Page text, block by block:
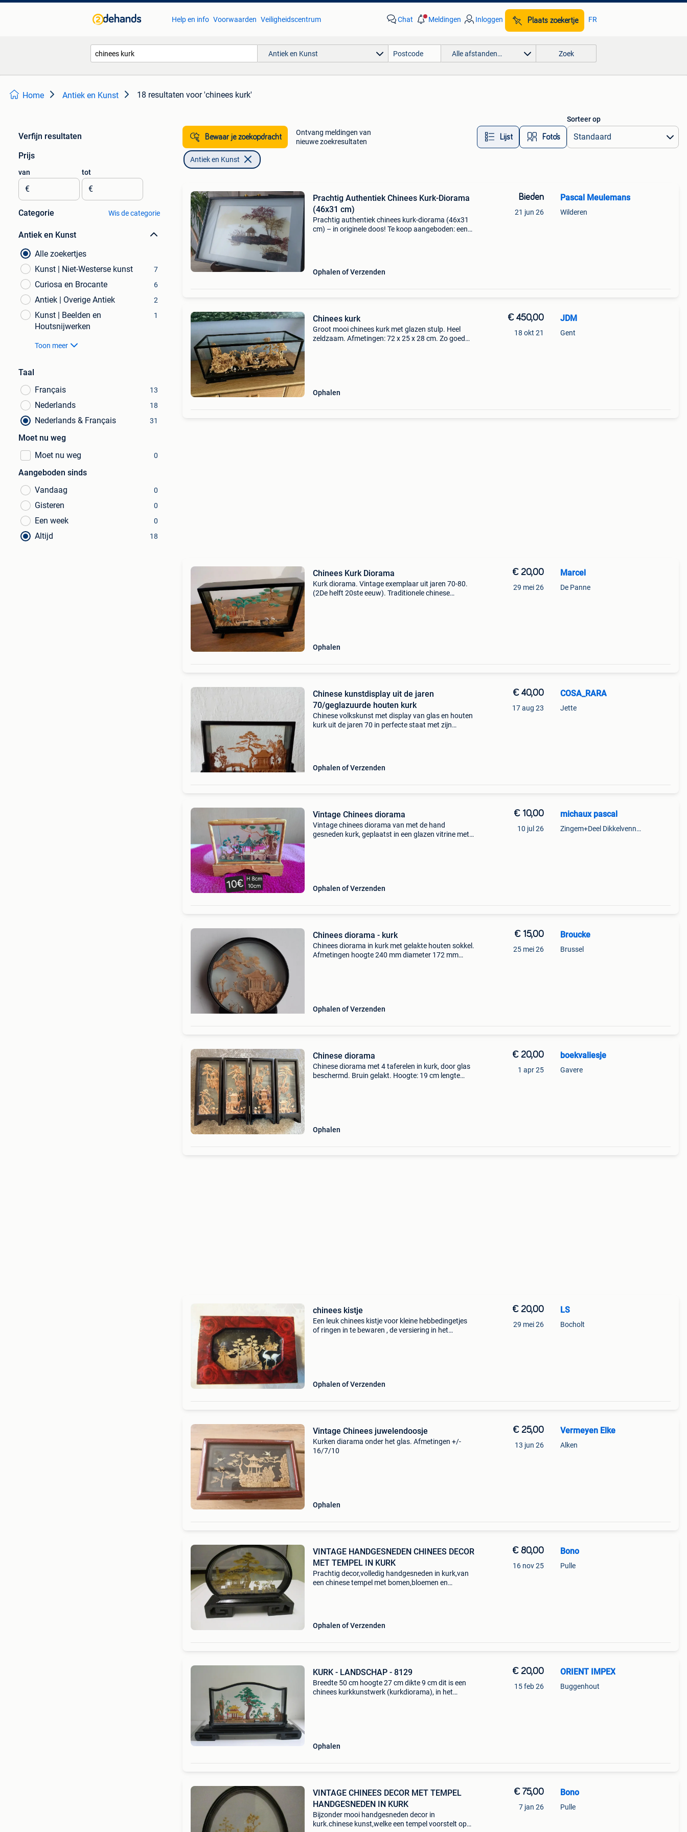
Help en info Voorwaarden Veiligheidscentrum Chat Meldingen Inloggen Plaats zoekertje FR
Antiek en Kunst Alle afstanden… Zoek
Home Antiek en Kunst 18 resultaten voor 'chinees kurk'
Verfijn resultaten
Prijs
van
€
tot
€
Categorie Wis de categorie
Antiek en Kunst
Alle zoekertjes
Kunst | Niet-Westerse kunst
7
Curiosa en Brocante 6
Antiek | Overige Antiek 2
Kunst | Beelden en
Houtsnijwerken
1
Toon meer
Taal
Français
13
Nederlands 18
Nederlands & Français 31
Moet nu weg
Moet nu weg
0
Aangeboden sinds
Vandaag
0
Gisteren 0
Een week 0
Altijd 18
Bewaar je zoekopdracht
Ontvang meldingen van
nieuwe zoekresultaten
Lijst Foto’s
Sorteer op
Antiek en Kunst
Prachtig Authentiek Chinees Kurk-Diorama
(46x31 cm)
Prachtig authentiek chinees kurk-diorama (46x31
cm) – in originele doos! Te koop aangeboden: een
Ophalen of Verzenden
Bieden
21 jun 26
Pascal Meulemans
Wilderen
Chinees kurk
Groot mooi chinees kurk met glazen stulp. Heel
zeldzaam. Afmetingen: 72 x 25 x 28 cm. Zo goed
Ophalen
€ 450,00
18 okt 21
JDM
Gent
Chinees Kurk Diorama
Kurk diorama. Vintage exemplaar uit jaren 70-80.
(2De helft 20ste eeuw). Traditionele chinese
Ophalen
€ 20,00
29 mei 26
Marcel
De Panne
Chinese kunstdisplay uit de jaren
70/geglazuurde houten kurk
Chinese volkskunst met display van glas en houten
kurk uit de jaren 70 in perfecte staat met zijn
Ophalen of Verzenden
€ 40,00
17 aug 23
COSA_RARA
Jette
Vintage Chinees diorama
Vintage chinees diorama van met de hand
gesneden kurk, geplaatst in een glazen vitrine met
Ophalen of Verzenden
€ 10,00
10 jul 26
michaux pascal
Zingem+Deel Dikkelvenne En Nederzwalm-Hermelgem
Chinees diorama - kurk
Chinees diorama in kurk met gelakte houten sokkel.
Afmetingen hoogte 240 mm diameter 172 mm
Ophalen of Verzenden
€ 15,00
25 mei 26
Broucke
Brussel
Chinese diorama
Chinese diorama met 4 taferelen in kurk, door glas
beschermd. Bruin gelakt. Hoogte: 19 cm lengte
Ophalen
€ 20,00
1 apr 25
boekvaliesje
Gavere
chinees kistje
Een leuk chinees kistje voor kleine hebbedingetjes
of ringen in te bewaren , de versiering in het
Ophalen of Verzenden
€ 20,00
29 mei 26
LS
Bocholt
Vintage Chinees juwelendoosje
Kurken diarama onder het glas. Afmetingen +/-
16/7/10
Ophalen
€ 25,00
13 jun 26
Vermeyen Elke
Alken
VINTAGE HANDGESNEDEN CHINEES DECOR
MET TEMPEL IN KURK
Prachtig decor,volledig handgesneden in kurk,van
een chinese tempel met bomen,bloemen en
Ophalen of Verzenden
€ 80,00
16 nov 25
Bono
Pulle
KURK - LANDSCHAP - 8129
Breedte 50 cm hoogte 27 cm dikte 9 cm dit is een
chinees kurkkunstwerk (kurkdiorama), in het
Ophalen
€ 20,00
15 feb 26
ORIENT IMPEX
Buggenhout
VINTAGE CHINEES DECOR MET TEMPEL
HANDGESNEDEN IN KURK
Bijzonder mooi handgesneden decor in
kurk.chinese kunst,welke een tempel voorstelt op
€ 75,00
7 jan 26
Bono
Pulle